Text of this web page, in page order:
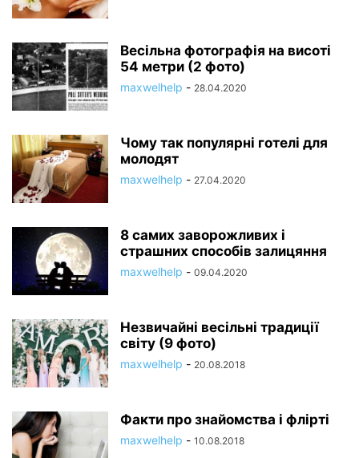
Весільна фотографія на висоті
54 метри (2 фото)
maxwelhelp - 28.04.2020
Чому так популярні готелі для
молодят
maxwelhelp - 27.04.2020
8 самих заворожливих і
страшних способів залицяння
maxwelhelp - 09.04.2020
Незвичайні весільні традиції
світу (9 фото)
maxwelhelp - 20.08.2018
Факти про знайомства і флірті
maxwelhelp - 10.08.2018